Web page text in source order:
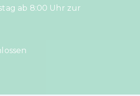
ab 8:00 Uhr zur